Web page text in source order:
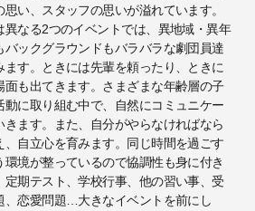
い、スタッフの思いが溢れています。
異なる2つのイベントでは、異地域・異年
ックグラウンドもバラバラな劇団員達
す。ときには先輩を頼ったり、ときに
⾯も出てきます。さまざまな年齢層の⼦
動に取り組む中で、⾃然にコミュニケー
ます。また、⾃分がやらなければなら
、⾃⽴⼼を育みます。同じ時間を過ごす
境が整っているので協調性も⾝に付き
定期テスト、学校⾏事、他の習い事、受
、恋愛問題…⼤きなイベントを前にし